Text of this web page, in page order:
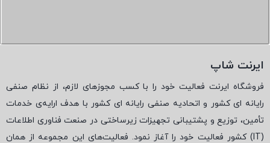
ایرنت شاپ
فروشگاه ایرنت فعالیت خود را با کسب مجوزهای لازم، از نظام صنفی
رایانه ای کشور و اتحادیه صنفی رایانه ای کشور با هدف ارایه‌ی خدمات
تأمین، توزیع و پشتیبانی تجهیزات زیرساختی در صنعت فناوری اطلاعات
(
IT) کشور فعالیت خود را آغاز نمود. فعالیت‌های این مجموعه از همان